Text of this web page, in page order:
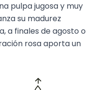
pulpa jugosa y muy
su madurez
a finales de agosto o
rosa aporta un